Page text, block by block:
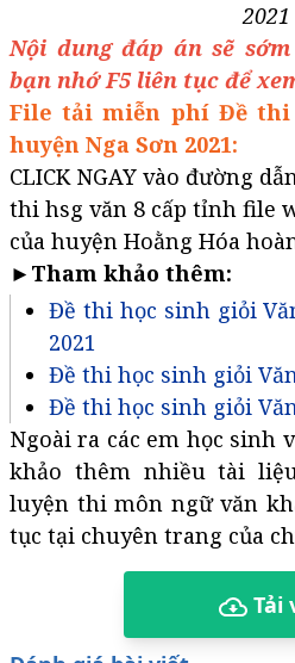
2021
Nội dung đáp án sẽ
bạn nhớ F5 liên tục để
File tải miễn phí Đề thi
huyện Nga Sơn 2021:
CLICK NGAY vào đường
thi hsg văn 8 cấp tỉnh file
của huyện Hoằng Hóa
►Tham khảo thêm:
Đề thi học sinh giỏi
2021
Đề thi học sinh giỏi
Đề thi học sinh giỏi
Ngoài ra các em học sinh
khảo thêm nhiều tài
luyện thi môn ngữ văn
tục tại chuyên trang của
Tải